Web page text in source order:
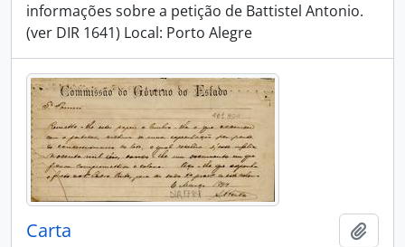
informações sobre a petição de Battistel Antonio.
(ver DIR 1641) Local: Porto Alegre
Carta